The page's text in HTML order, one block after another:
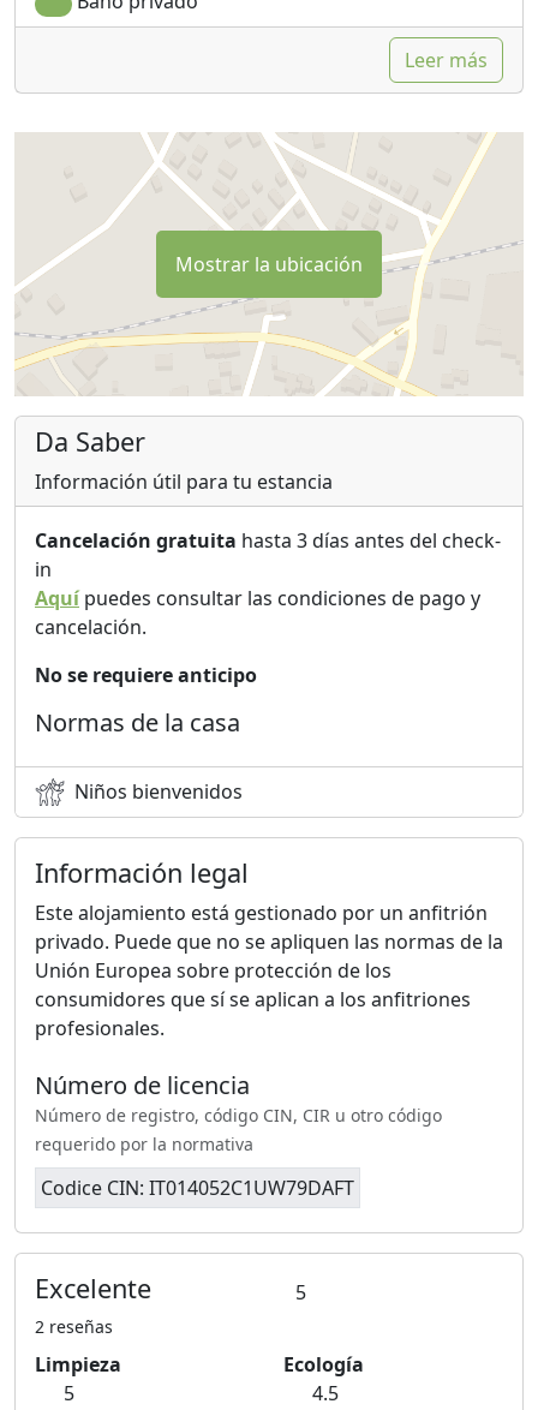
Leer más
Mostrar la ubicación
Da Saber
Información útil para tu estancia
Cancelación gratuita hasta 3 días antes del check-
in
Aquípuedes consultar las condiciones de pago y
cancelación.
No se requiere anticipo
Normas de la casa
Niños bienvenidos
Información legal
Este alojamiento está gestionado por un anfitrión
privado. Puede que no se apliquen las normas de la
Unión Europea sobre protección de los
consumidores que sí se aplican a los anfitriones
profesionales.
Número de licencia
Número de registro, código CIN, CIR u otro código
requerido por la normativa
Codice CIN: IT014052C1UW79DAFT
Excelente 5
2 reseñas
Limpieza
5
Ecología
4.5